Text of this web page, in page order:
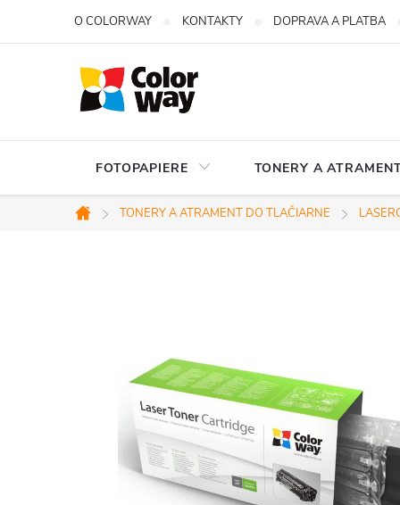
O COLORWAY KONTAKTY DOPRAVA A PLATBA
FOTOPAPIERE TONERY A
Domov
TONERY A ATRAMENT DO TLAČIARNE